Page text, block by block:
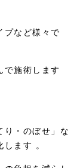
プなど様々で
で施術します
り・のぼせ」な
ます 。